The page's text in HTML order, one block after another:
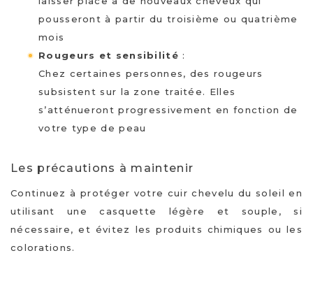
pousseront à partir du troisième ou quatrième
mois
Rougeurs et sensibilité :
Chez certaines personnes, des rougeurs
subsistent sur la zone traitée. Elles
s’atténueront progressivement en fonction de
votre type de peau
Les précautions à maintenir
Continuez à protéger votre cuir chevelu du soleil en
utilisant une casquette légère et souple, si
nécessaire, et évitez les produits chimiques ou les
colorations.